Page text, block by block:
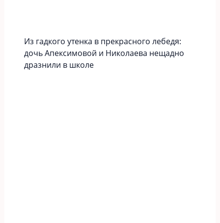
Из гадкого утенка в прекрасного лебедя:
дочь Апексимовой и Николаева нещадно
дразнили в школе